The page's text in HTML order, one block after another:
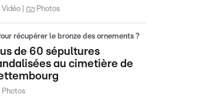
Vidéo Photos
récupérer le bronze des ornements ?
de 60 sépultures
au cimetière de
Photos